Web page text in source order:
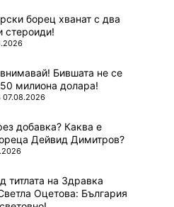
борец хванат с два
стероиди!
Бившата не се
милиона долара!
07.08.2026
добавка? Каква е
Дейвид Димитров?
титлата на Здравка
Оцетова: България